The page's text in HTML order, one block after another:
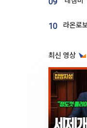
10
최신 영상